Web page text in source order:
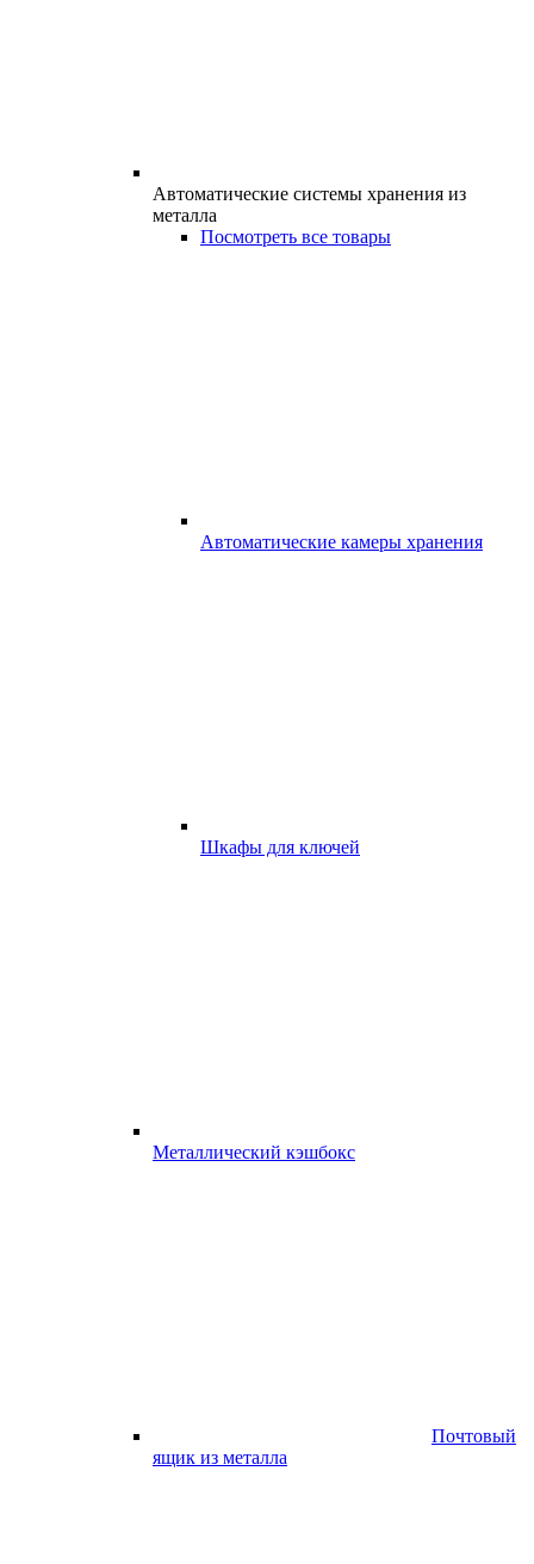
Автоматические системы хранения из
металла
Посмотреть все товары
Автоматические камеры хранения
Шкафы для ключей
Металлический кэшбокс
Почтовый
ящик из металла